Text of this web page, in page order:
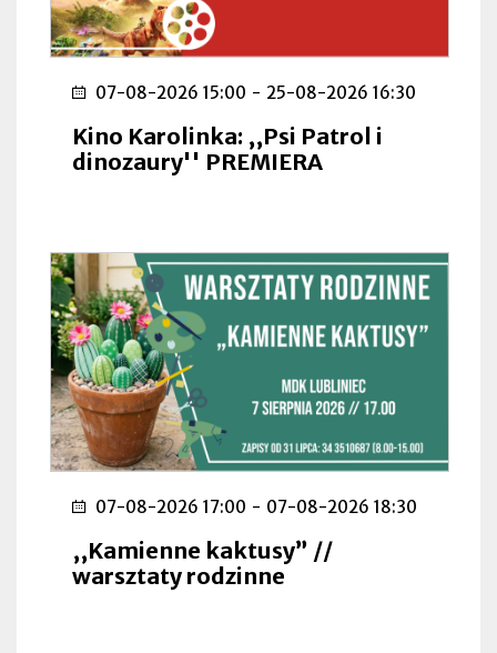
07-08-2026 15:00 - 25-08-2026 16:30
Kino Karolinka: ,,Psi Patrol i
dinozaury'' PREMIERA
07-08-2026 17:00 - 07-08-2026 18:30
,,Kamienne kaktusy” //
warsztaty rodzinne